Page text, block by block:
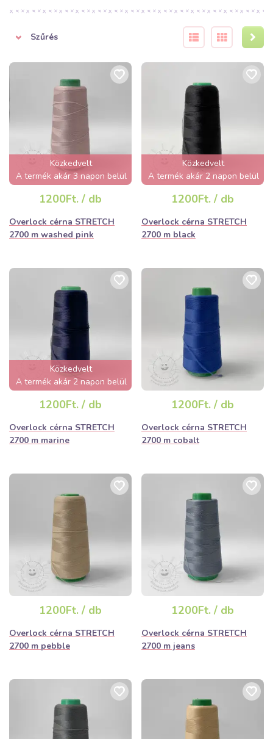
Szűrés
Közkedvelt
A termék akár 3 napon belül
1200Ft. / db
Overlock cérna STRETCH
2700 m washed pink
Közkedvelt
A termék akár 2 napon belül
1200Ft. / db
Overlock cérna STRETCH
2700 m black
Közkedvelt
A termék akár 2 napon belül
1200Ft. / db
Overlock cérna STRETCH
2700 m marine
1200Ft. / db
Overlock cérna STRETCH
2700 m cobalt
1200Ft. / db
Overlock cérna STRETCH
2700 m pebble
1200Ft. / db
Overlock cérna STRETCH
2700 m jeans